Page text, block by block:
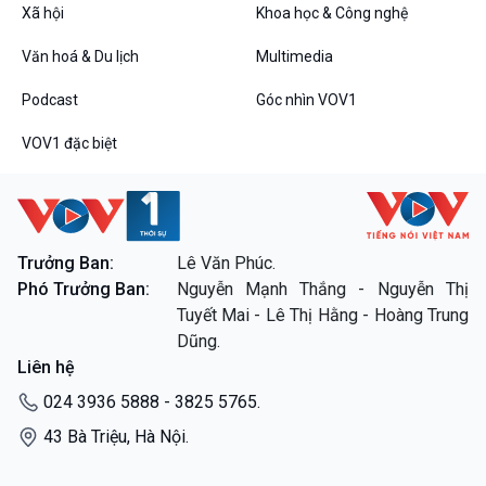
360 độ Sức khỏe
Chuyển đổi Xanh
Chuyên gia của bạn
Bước chân đến trường
Kết nối công nghệ
Sống chung với biến đổi
Văn hoá & Du lịch
Tin Văn hoá & Du lịch
Chát với người nổi tiếng
Câu chuyện Thể thao
Video
Infographic
E-Magazine
Xã hội Khoa học & Công nghệ
Văn hoá & Du lịch Multimedia
Podcast Góc nhìn VOV1
VOV1 đặc biệt
Trưởng Ban:
Lê Văn Phúc.
Phó Trưởng Ban:
Nguyễn Mạnh Thắng - Nguyễn Thị
Tuyết Mai - Lê Thị Hằng - Hoàng Trung
Dũng.
Liên hệ
024 3936 5888 - 3825 5765.
43 Bà Triệu, Hà Nội.